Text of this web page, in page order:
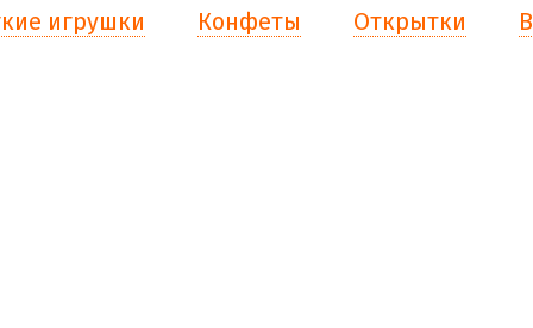
игрушки Конфеты Открытки